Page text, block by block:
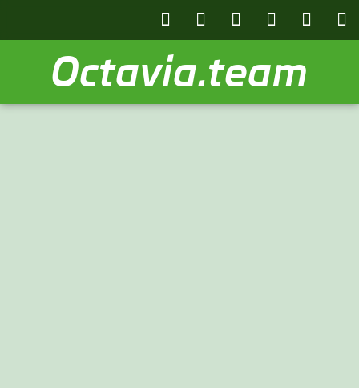
Octavia.team